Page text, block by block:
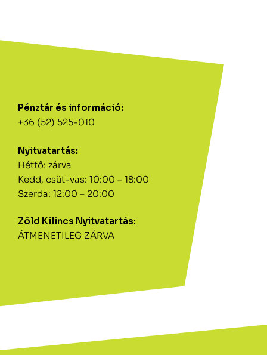
Pénztár és információ:
+36 (52) 525-010
Nyitvatartás:
Hétfő: zárva
Kedd, csüt-vas: 10:00 – 18:00
Szerda: 12:00 – 20:00
Zöld Kilincs Nyitvatartás:
ÁTMENETILEG ZÁRVA